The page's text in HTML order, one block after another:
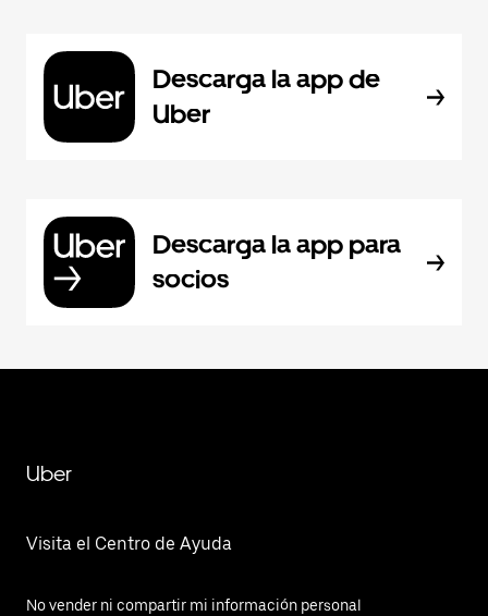
Descarga la app de
Uber
Descarga la app para
socios
Uber
Visita el Centro de Ayuda
No vender ni compartir mi información personal